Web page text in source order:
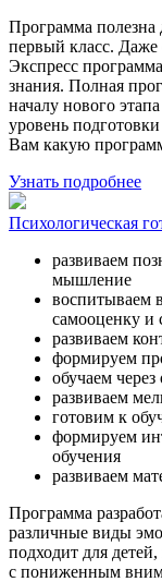
Программа полезна
первый класс.
Экспресс
знания. Полная
началу нового
уровень
Вам какую
Узнать подробнее
Психологическая
развиваем
мышление
воспитываем
самооценку и
развиваем
формируем
обучаем
развиваем
готовим к
формируем
обучения
развиваем
Программа
различные виды
подходит для
с пониженным